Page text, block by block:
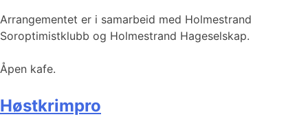
Arrangementet er i samarbeid med Holmestrand
Soroptimistklubb og Holmestrand Hageselskap.
Åpen kafe.
Høstkrimpro